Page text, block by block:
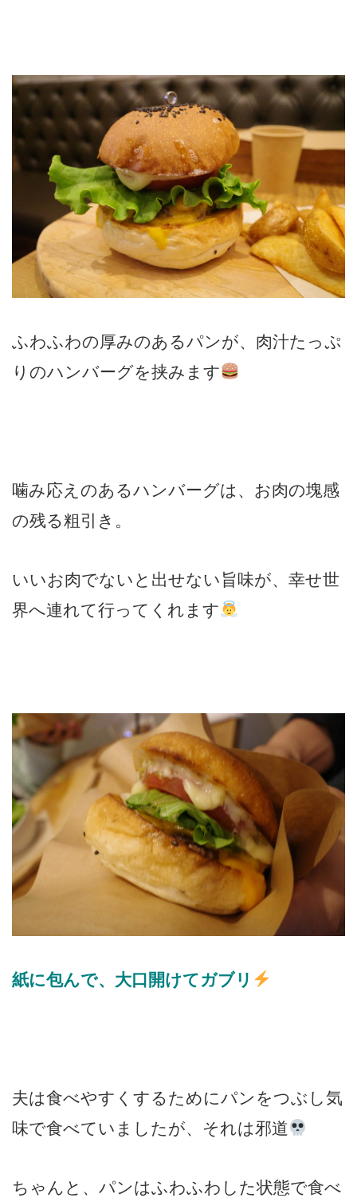
ふわふわの厚みのあるパンが、肉汁たっぷ
りのハンバーグを挟みます
噛み応えのあるハンバーグは、お肉の塊感
の残る粗引き。
いいお肉でないと出せない旨味が、幸せ世
界へ連れて行ってくれます
紙に包んで、大口開けてガブリ
夫は食べやすくするためにパンをつぶし気
味で食べていましたが、それは邪道
ちゃんと、パンはふわふわした状態で食べ